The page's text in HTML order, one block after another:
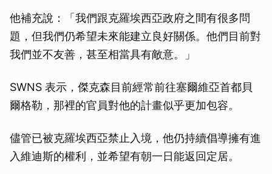
他補充說：「我們跟克羅埃西亞政府之間有很多問
題，但我們仍希望未來能建立良好關係。他們目前對
我們並不友善，甚至相當具有敵意。」
SWNS 表示，傑克森目前經常前往塞爾維亞首都貝
爾格勒，那裡的官員對他的計畫似乎更加包容。
儘管已被克羅埃西亞禁止入境，他仍持續倡導擁有進
入維迪斯的權利，並希望有朝一日能返回定居。